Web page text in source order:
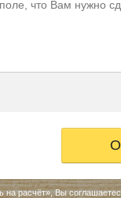
на расчёт», Вы